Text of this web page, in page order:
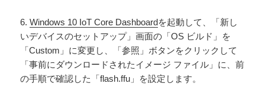
6.Windows 10 IoT Core Dashboardを起動して、「新し
いデバイスのセットアップ」画面の「OS ビルド」を
「Custom」に変更し、「参照」ボタンをクリックして
「事前にダウンロードされたイメージ ファイル」に、前
の手順で確認した「flash.ffu」を設定します。